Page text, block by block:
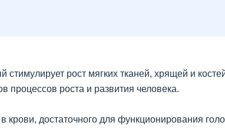
рост мягких тканей, хрящей и
процессов роста и развития человека.
достаточного для функционирования